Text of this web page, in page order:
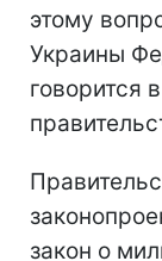
этому
Украины
говорится
закон о